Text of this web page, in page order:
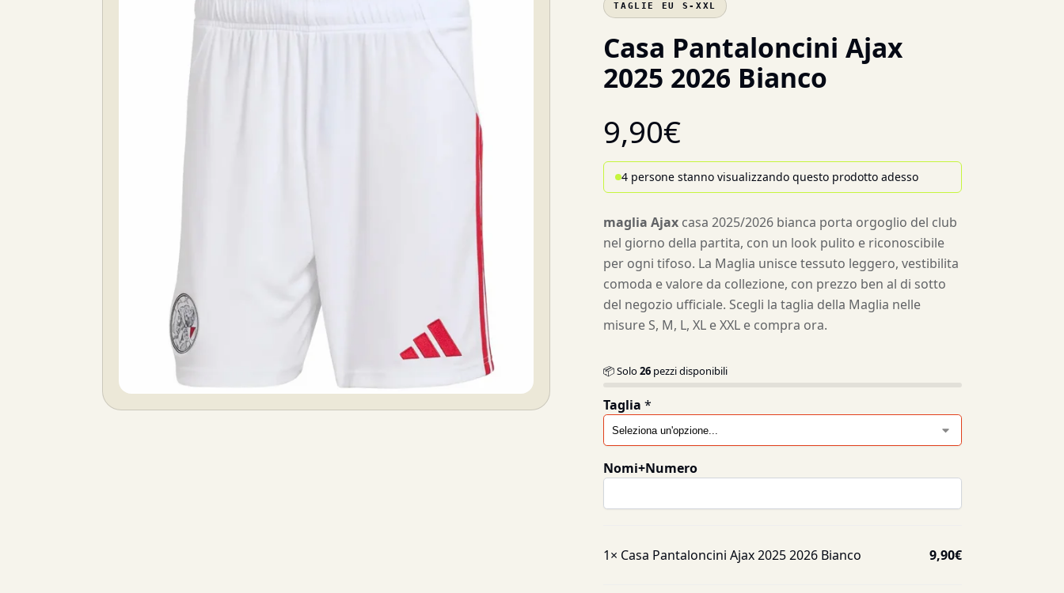
TAGLIE EU S-XXL
Casa Pantaloncini Ajax
2025 2026 Bianco
9,90€
4 persone stanno visualizzando questo prodotto adesso
maglia Ajax casa 2025/2026 bianca porta orgoglio del club
nel giorno della partita, con un look pulito e riconoscibile
per ogni tifoso. La Maglia unisce tessuto leggero, vestibilita
comoda e valore da collezione, con prezzo ben al di sotto
del negozio ufficiale. Scegli la taglia della Maglia nelle
misure S, M, L, XL e XXL e compra ora.
📦 Solo26 pezzi disponibili
Taglia *
Nomi+Numero
1× Casa Pantaloncini Ajax 2025 2026 Bianco 9,90€